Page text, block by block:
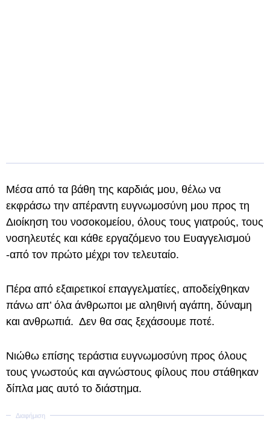
Μέσα από τα βάθη της καρδιάς μου, θέλω να
εκφράσω την απέραντη ευγνωμοσύνη μου προς τη
Διοίκηση του νοσοκομείου, όλους τους γιατρούς, τους
νοσηλευτές και κάθε εργαζόμενο του Ευαγγελισμού
-από τον πρώτο μέχρι τον τελευταίο.
Πέρα από εξαιρετικοί επαγγελματίες, αποδείχθηκαν
πάνω απ’ όλα άνθρωποι με αληθινή αγάπη, δύναμη
και ανθρωπιά. Δεν θα σας ξεχάσουμε ποτέ.
Νιώθω επίσης τεράστια ευγνωμοσύνη προς όλους
τους γνωστούς και αγνώστους φίλους που στάθηκαν
δίπλα μας αυτό το διάστημα.